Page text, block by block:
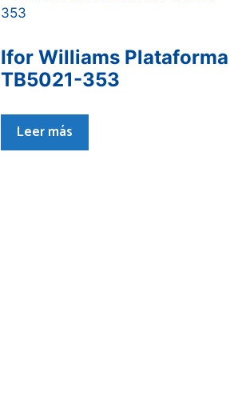
Ifor Williams Plataforma
TB5021-353
Leer más